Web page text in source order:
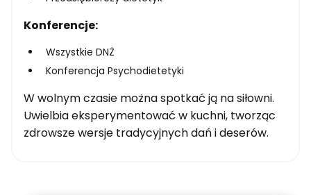
Konferencje:
Wszystkie DNŻ
Konferencja Psychodietetyki
W wolnym czasie można spotkać ją na siłowni.
Uwielbia eksperymentować w kuchni, tworząc
zdrowsze wersje tradycyjnych dań i deserów.